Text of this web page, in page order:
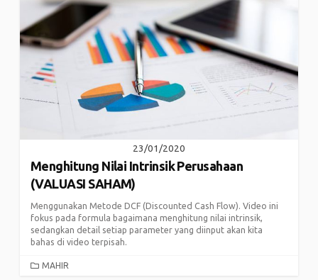
23/01/2020
Menghitung Nilai Intrinsik Perusahaan
(VALUASI SAHAM)
Menggunakan Metode DCF (Discounted Cash Flow). Video ini
fokus pada formula bagaimana menghitung nilai intrinsik,
sedangkan detail setiap parameter yang diinput akan kita
bahas di video terpisah.
CATEGORIES
MAHIR